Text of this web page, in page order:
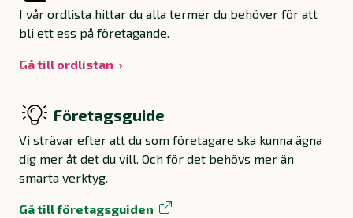
I vår ordlista hittar du alla termer du behöver för att
bli ett ess på företagande.
Gå till ordlistan
Företagsguide
Vi strävar efter att du som företagare ska kunna ägna
dig mer åt det du vill. Och för det behövs mer än
smarta verktyg.
Gå till företagsguiden